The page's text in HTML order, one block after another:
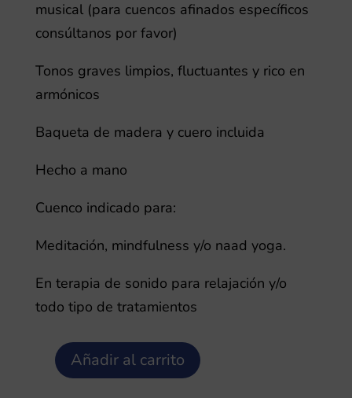
musical (para cuencos afinados específicos
consúltanos por favor)
Tonos graves limpios, fluctuantes y rico en
armónicos
Baqueta de madera y cuero incluida
Hecho a mano
Cuenco indicado para:
Meditación, mindfulness y/o naad yoga.
En terapia de sonido para relajación y/o
todo tipo de tratamientos
Jambati
Añadir al carrito